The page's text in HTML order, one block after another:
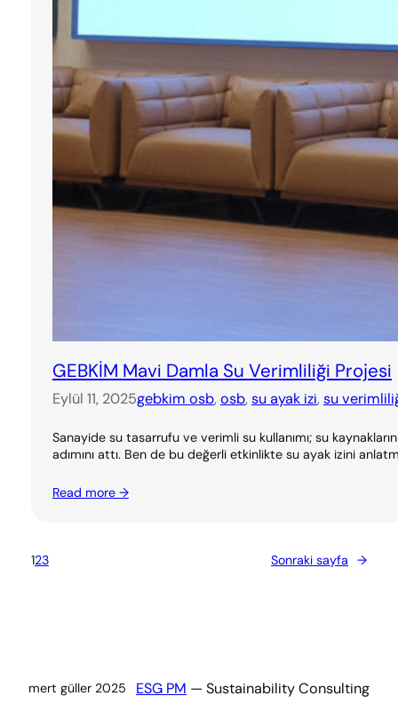
GEBKİM Mavi Damla Su Verimliliği Projesi
Eylül 11, 2025gebkim osb, osb, su ayak izi, su
Sanayide su tasarrufu ve verimli su kullanımı; su
adımını attı. Ben de bu değerli etkinlikte su ayak izini
Read more →
123 Sonraki sayfa →
mert güller 2025 ESG PM — Sustainability Consulting